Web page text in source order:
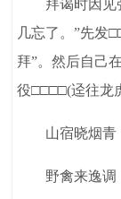
拜谒时因见张
几忘了。”先发
拜”。然后自己
役□□□□(迳往龙
山宿晓烟青
野禽来逸调